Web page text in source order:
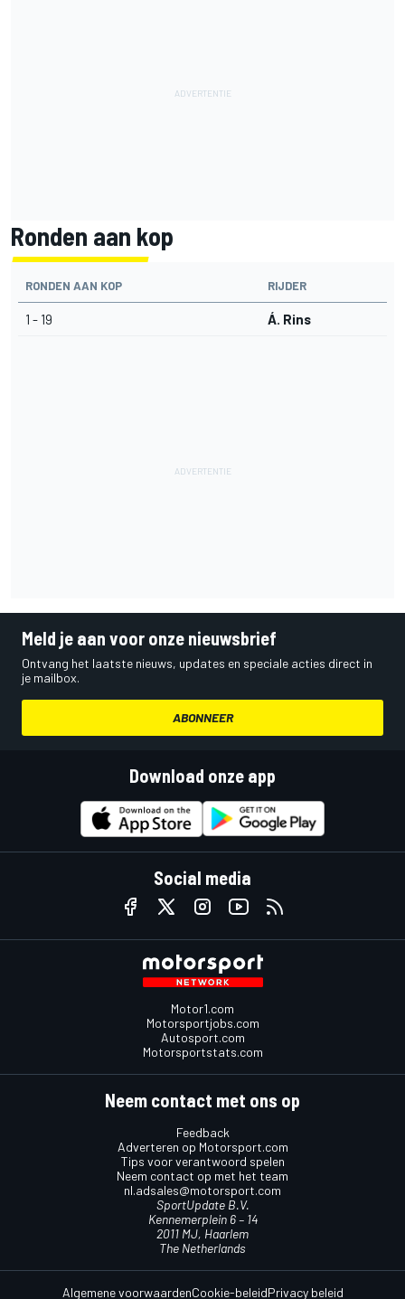
Ronden aan kop
RONDEN AAN KOP RIJDER
1 - 19 Á. Rins
Meld je aan voor onze nieuwsbrief
Ontvang het laatste nieuws, updates en speciale acties direct in
je mailbox.
ABONNEER
Download onze app
Social media
Motor1.com
Motorsportjobs.com
Autosport.com
Motorsportstats.com
Neem contact met ons op
Feedback
Adverteren op Motorsport.com
Tips voor verantwoord spelen
Neem contact op met het team
nl.adsales@motorsport.com
SportUpdate B.V.
Kennemerplein 6 – 14
2011 MJ, Haarlem
The Netherlands
Algemene voorwaardenCookie-beleidPrivacy beleid